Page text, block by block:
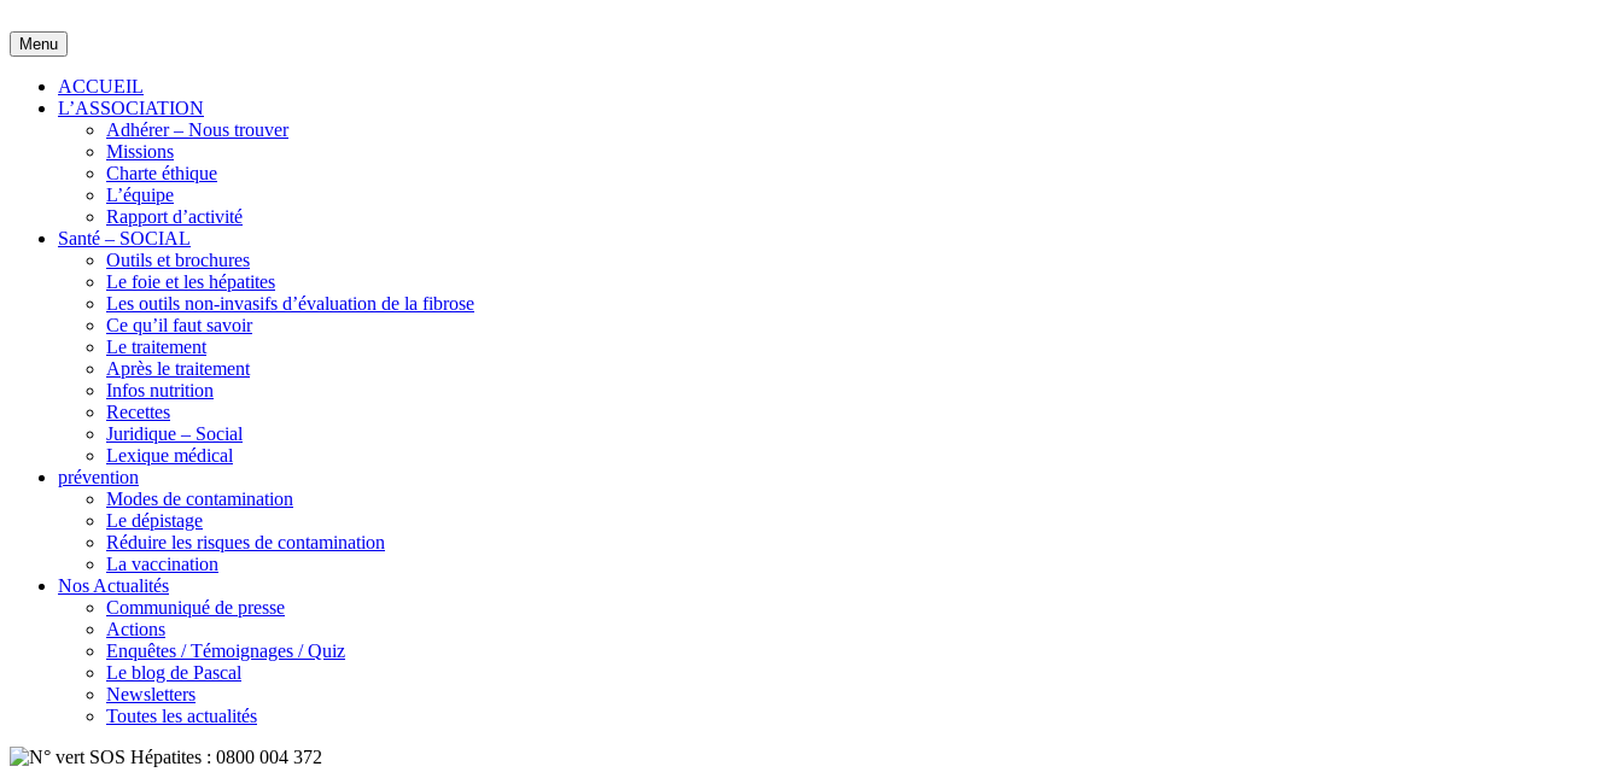
to
content
Menu
ACCUEIL
L’ASSOCIATION
Adhérer – Nous trouver
Missions
Charte éthique
L’équipe
Rapport d’activité
Santé – SOCIAL
Outils et brochures
Le foie et les hépatites
Les outils non-invasifs d’évaluation de la fibrose
Ce qu’il faut savoir
Le traitement
Après le traitement
Infos nutrition
Recettes
Juridique – Social
Lexique médical
prévention
Modes de contamination
Le dépistage
Réduire les risques de contamination
La vaccination
Nos Actualités
Communiqué de presse
Actions
Enquêtes / Témoignages / Quiz
Le blog de Pascal
Newsletters
Toutes les actualités